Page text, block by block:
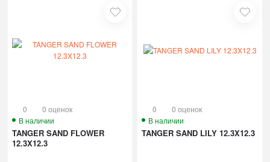
0
0 оценок
В наличии
TANGER SAND FLOWER
12.3X12.3
0
0 оценок
В наличии
TANGER SAND LILY 12.3X12.3